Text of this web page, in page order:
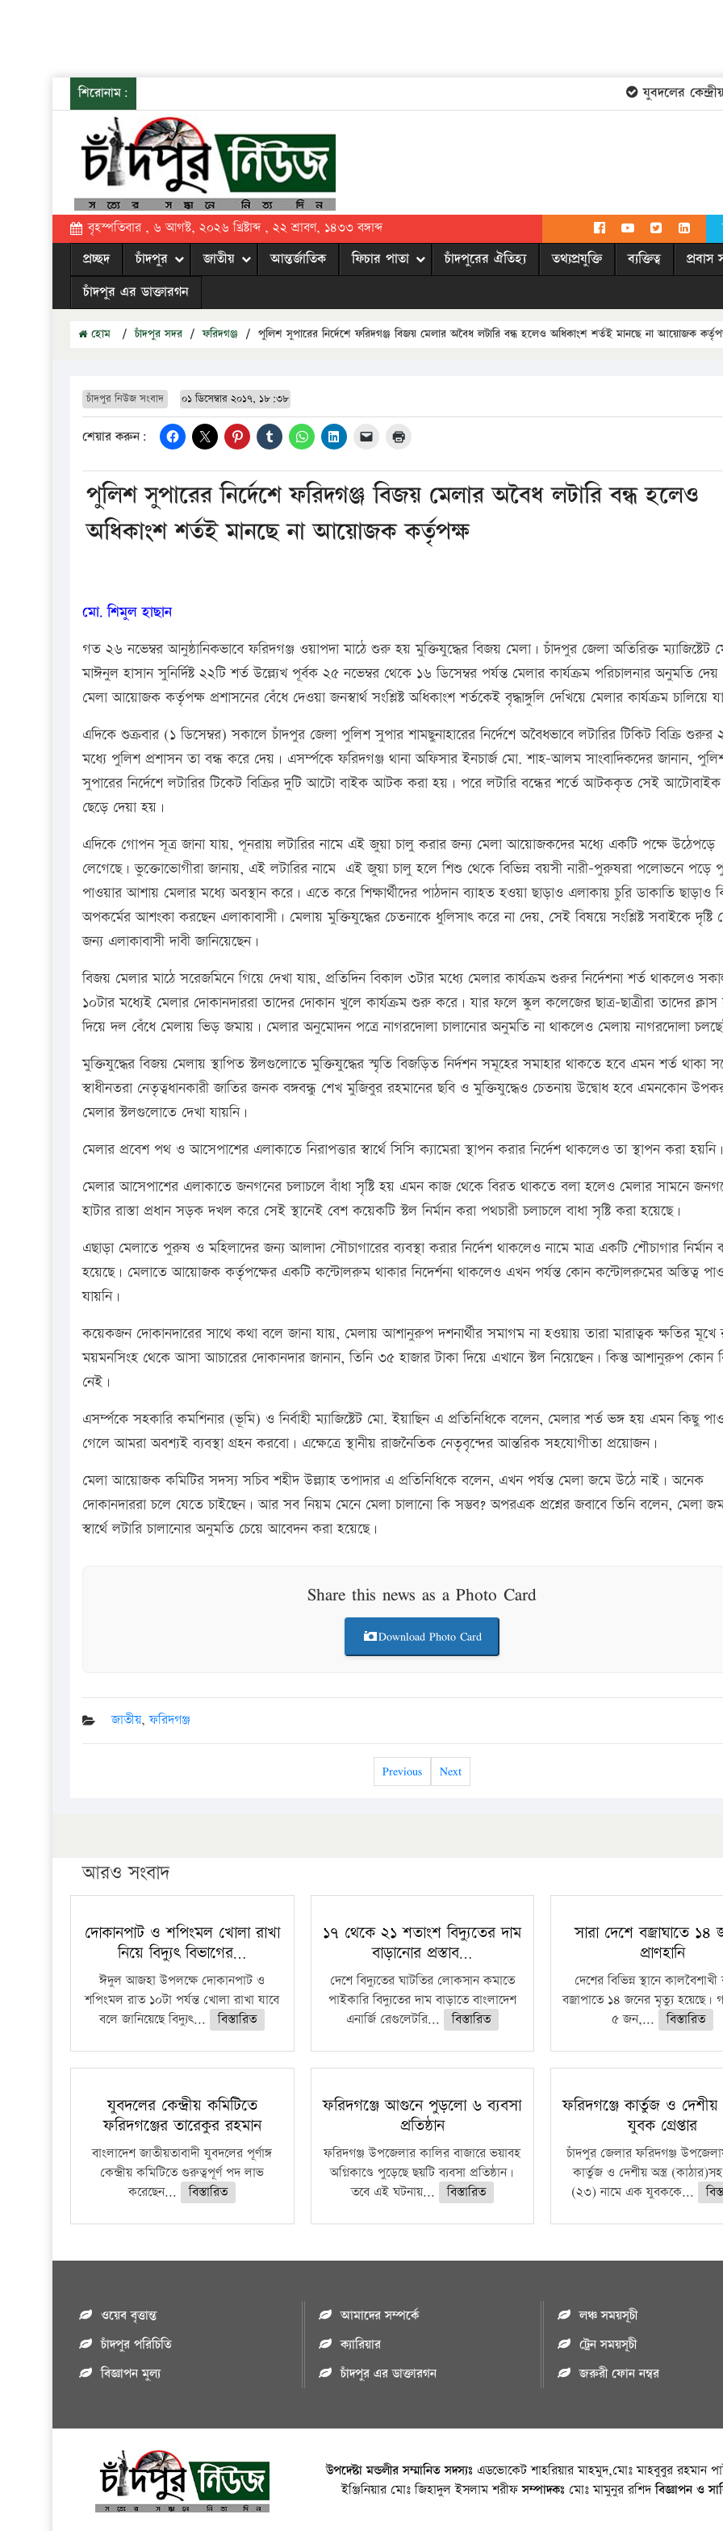
শিরোনাম: যুবদলের কেন্দ্রীয়
বৃহস্পতিবার , ৬ আগস্ট, ২০২৬ খ্রিষ্টাব্দ , ২২ শ্রাবণ, ১৪৩৩ বঙ্গাব্দ
প্রচ্ছদ চাঁদপুর জাতীয় আন্তর্জাতিক ফিচার পাতা চাঁদপুরের ঐতিহ্য তথ্যপ্রযুক্তি ব্যক্তিত্ব প্রবাস
চাঁদপুর এর ডাক্তারগন
হোম / চাঁদপুর সদর / ফরিদগঞ্জ / পুলিশ সুপারের নির্দেশে ফরিদগঞ্জ বিজয় মেলার অবৈধ লটারি বন্ধ হলেও অধিকাংশ শর্তই মানছে না আয়োজক
চাঁদপুর নিউজ সংবাদ ০১ ডিসেম্বার ২০১৭, ১৮:৩৮
শেয়ার করুন:
পুলিশ সুপারের নির্দেশে ফরিদগঞ্জ বিজয় মেলার অবৈধ লটারি বন্ধ হলেও
অধিকাংশ শর্তই মানছে না আয়োজক কর্তৃপক্ষ
মো. শিমুল হাছান
গত ২৬ নভেম্বর আনুষ্ঠানিকভাবে ফরিদগঞ্জ ওয়াপদা মাঠে শুরু হয় মুক্তিযুদ্ধের বিজয় মেলা। চাঁদপুর জেলা অতিরিক্ত ম্যাজিষ্টেট
মাঈনুল হাসান সুনির্দিষ্ট ২২টি শর্ত উল্ল্যেখ পূর্বক ২৫ নভেম্বর থেকে ১৬ ডিসেম্বর পর্যন্ত মেলার কার্যক্রম পরিচালনার অনুমতি
মেলা আয়োজক কর্তৃপক্ষ প্রশাসনের বেঁধে দেওয়া জনস্বার্থ সংশ্লিষ্ট অধিকাংশ শর্তকেই বৃদ্ধাঙ্গুলি দেখিয়ে মেলার কার্যক্রম চালিয়ে
এদিকে শুক্রবার (১ ডিসেম্বর) সকালে চাঁদপুর জেলা পুলিশ সুপার শামছুনাহারের নির্দেশে অবৈধভাবে লটারির টিকিট বিক্রি শুরুর
মধ্যে পুলিশ প্রশাসন তা বন্ধ করে দেয়। এসর্ম্পকে ফরিদগঞ্জ থানা অফিসার ইনচার্জ মো. শাহ-আলম সাংবাদিকদের জানান,
সুপারের নির্দেশে লটারির টিকেট বিক্রির দুটি আটো বাইক আটক করা হয়। পরে লটারি বন্ধের শর্তে আটককৃত সেই
ছেড়ে দেয়া হয়।
এদিকে গোপন সূত্র জানা যায়, পূনরায় লটারির নামে এই জুয়া চালু করার জন্য মেলা আয়োজকদের মধ্যে একটি পক্ষে উঠেপড়ে
লেগেছে। ভুক্তোভোগীরা জানায়, এই লটারির নামে এই জুয়া চালু হলে শিশু থেকে বিভিন্ন বয়সী নারী-পুরুষরা পলোভনে পড়ে
পাওয়ার আশায় মেলার মধ্যে অবস্থান করে। এতে করে শিক্ষার্থীদের পাঠদান ব্যাহত হওয়া ছাড়াও এলাকায় চুরি ডাকাতি ছাড়াও
অপকর্মের আশংকা করছেন এলাকাবাসী। মেলায় মুক্তিযুদ্ধের চেতনাকে ধুলিসাৎ করে না দেয়, সেই বিষয়ে সংশ্লিষ্ট সবাইকে দৃষ্টি
জন্য এলাকাবাসী দাবী জানিয়েছেন।
বিজয় মেলার মাঠে সরেজমিনে গিয়ে দেখা যায়, প্রতিদিন বিকাল ৩টার মধ্যে মেলার কার্যক্রম শুরুর নির্দেশনা শর্ত থাকলেও
১০টার মধ্যেই মেলার দোকানদাররা তাদের দোকান খুলে কার্যক্রম শুরু করে। যার ফলে স্কুল কলেজের ছাত্র-ছাত্রীরা তাদের ক্লাস
দিয়ে দল বেঁধে মেলায় ভিড় জমায়। মেলার অনুমোদন পত্রে নাগরদোলা চালানোর অনুমতি না থাকলেও মেলায় নাগরদোলা
মুক্তিযুদ্ধের বিজয় মেলায় স্থাপিত স্টলগুলোতে মুক্তিযুদ্ধের স্মৃতি বিজড়িত নির্দশন সমূহের সমাহার থাকতে হবে এমন শর্ত থাকা
স্বাধীনতরা নেতৃত্বধানকারী জাতির জনক বঙ্গবন্ধু শেখ মুজিবুর রহমানের ছবি ও মুক্তিযুদ্ধেও চেতনায় উদ্বোধ হবে এমনকোন
মেলার স্টলগুলোতে দেখা যায়নি।
মেলার প্রবেশ পথ ও আসেপাশের এলাকাতে নিরাপত্তার স্বার্থে সিসি ক্যামেরা স্থাপন করার নির্দেশ থাকলেও তা স্থাপন করা হয়নি।
মেলার আসেপাশের এলাকাতে জনগনের চলাচলে বাঁধা সৃষ্টি হয় এমন কাজ থেকে বিরত থাকতে বলা হলেও মেলার সামনে
হাটার রাস্তা প্রধান সড়ক দখল করে সেই স্থানেই বেশ কয়েকটি স্টল নির্মান করা পথচারী চলাচলে বাধা সৃষ্টি করা হয়েছে।
এছাড়া মেলাতে পুরুষ ও মহিলাদের জন্য আলাদা সৌচাগারের ব্যবস্থা করার নির্দেশ থাকলেও নামে মাত্র একটি শৌচাগার নির্মান
হয়েছে। মেলাতে আয়োজক কর্তৃপক্ষের একটি কন্টোলরুম থাকার নিদের্শনা থাকলেও এখন পর্যন্ত কোন কন্টোলরুমের অস্তিত্ব
যায়নি।
কয়েকজন দোকানদারের সাথে কথা বলে জানা যায়, মেলায় আশানুরুপ দশনার্থীর সমাগম না হওয়ায় তারা মারাত্বক ক্ষতির মূখে
ময়মনসিংহ থেকে আসা আচারের দোকানদার জানান, তিনি ৩৫ হাজার টাকা দিয়ে এখানে স্টল নিয়েছেন। কিন্তু আশানুরুপ কোন
নেই।
এসর্ম্পকে সহকারি কমশিনার (ভূমি) ও নির্বাহী ম্যাজিষ্টেট মো. ইয়াছিন এ প্রতিনিধিকে বলেন, মেলার শর্ত ভঙ্গ হয় এমন কিছু
গেলে আমরা অবশ্যই ব্যবস্থা গ্রহন করবো। এক্ষেত্রে স্থানীয় রাজনৈতিক নেতৃবৃন্দের আন্তরিক সহযোগীতা প্রয়োজন।
মেলা আয়োজক কমিটির সদস্য সচিব শহীদ উল্ল্যাহ তপাদার এ প্রতিনিধিকে বলেন, এখন পর্যন্ত মেলা জমে উঠে নাই। অনেক
দোকানদাররা চলে যেতে চাইছেন। আর সব নিয়ম মেনে মেলা চালানো কি সম্ভব? অপরএক প্রশ্নের জবাবে তিনি বলেন, মেলা
স্বার্থে লটারি চালানোর অনুমতি চেয়ে আবেদন করা হয়েছে।
Share this news as a Photo Card
Download Photo Card
জাতীয়,ফরিদগঞ্জ
Previous Next
আরও সংবাদ
দোকানপাট ও শপিংমল খোলা রাখা
নিয়ে বিদ্যুৎ বিভাগের…
ঈদুল আজহা উপলক্ষে দোকানপাট ও
শপিংমল রাত ১০টা পর্যন্ত খোলা রাখা যাবে
বলে জানিয়েছে বিদ্যুৎ...
বিস্তারিত
১৭ থেকে ২১ শতাংশ বিদ্যুতের দাম
বাড়ানোর প্রস্তাব…
দেশে বিদ্যুতের ঘাটতির লোকসান কমাতে
পাইকারি বিদ্যুতের দাম বাড়াতে বাংলাদেশ
এনার্জি রেগুলেটরি...
বিস্তারিত
সারা দেশে বজ্রাঘাতে ১৪
প্রাণহানি
দেশের বিভিন্ন স্থানে
বজ্রাপাতে ১৪ জনের মৃত্যু হয়েছে।
৫ জন,...
বিস্তারিত
যুবদলের কেন্দ্রীয় কমিটিতে
ফরিদগঞ্জের তারেকুর রহমান
বাংলাদেশ জাতীয়তাবাদী যুবদলের পূর্ণাঙ্গ
কেন্দ্রীয় কমিটিতে গুরুত্বপূর্ণ পদ লাভ
করেছেন...
বিস্তারিত
ফরিদগঞ্জে আগুনে পুড়লো ৬ ব্যবসা
প্রতিষ্ঠান
ফরিদগঞ্জ উপজেলার কালির বাজারে ভয়াবহ
অগ্নিকাণ্ডে পুড়েছে ছয়টি ব্যবসা প্রতিষ্ঠান।
তবে এই ঘটনায়...
বিস্তারিত
ফরিদগঞ্জে কার্তুজ ও দেশীয়
যুবক গ্রেপ্তার
চাঁদপুর জেলার ফরিদগঞ্জ
কার্তুজ ও দেশীয় অস্ত্র
(২৩) নামে এক যুবককে...
ওয়েব বৃত্তান্ত
চাঁদপুর পরিচিতি
বিজ্ঞাপন মুল্য
আমাদের সম্পর্কে
ক্যারিয়ার
চাঁদপুর এর ডাক্তারগন
লঞ্চ সময়সূচী
ট্রেন সময়সূচী
জরুরী ফোন নম্বর
উপদেষ্টা মন্ডলীর সম্মানিত সদস্যঃ এডভোকেট শাহরিয়ার মাহমুদ,মোঃ মাহবুবুর রহমান
ইঞ্জিনিয়ার মোঃ জিহাদুল ইসলাম শরীফসম্পাদকঃ মোঃ মামুনুর রশিদবিজ্ঞাপন ও